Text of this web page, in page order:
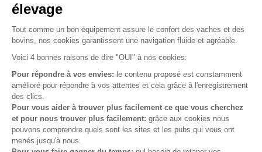
élevage
Tout comme un bon équipement assure le confort des vaches et des
bovins, nos cookies garantissent une navigation fluide et agréable.
Voici 4 bonnes raisons de dire "OUI" à nos cookies:
Pour répondre à vos envies: le contenu proposé est constamment
amélioré pour répondre à vos attentes et cela grâce à l'enregistrement
des clics.
Pour vous aider à trouver plus facilement ce que vous cherchez
et pour nous trouver plus facilement: grâce aux cookies nous
pouvons comprendre quels sont les sites et les pubs qui vous ont
menés jusqu'à nous.
Produits
Notre société